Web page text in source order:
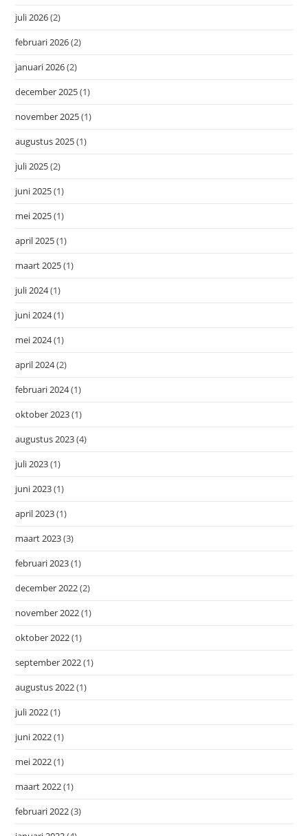
juli 2026(2)
februari 2026(2)
januari 2026(2)
december 2025(1)
november 2025(1)
augustus 2025(1)
juli 2025(2)
juni 2025(1)
mei 2025(1)
april 2025(1)
maart 2025(1)
juli 2024(1)
juni 2024(1)
mei 2024(1)
april 2024(2)
februari 2024(1)
oktober 2023(1)
augustus 2023(4)
juli 2023(1)
juni 2023(1)
april 2023(1)
maart 2023(3)
februari 2023(1)
december 2022(2)
november 2022(1)
oktober 2022(1)
september 2022(1)
augustus 2022(1)
juli 2022(1)
juni 2022(1)
mei 2022(1)
maart 2022(1)
februari 2022(3)